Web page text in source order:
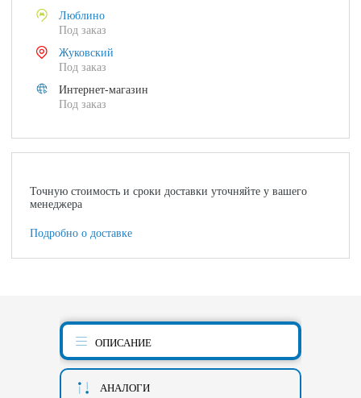
Люблино
Под заказ
Жуковский
Под заказ
Интернет-магазин
Под заказ
Точную стоимость и сроки доставки уточняйте у вашего
менеджера
Подробно о доставке
ОПИСАНИЕ
АНАЛОГИ